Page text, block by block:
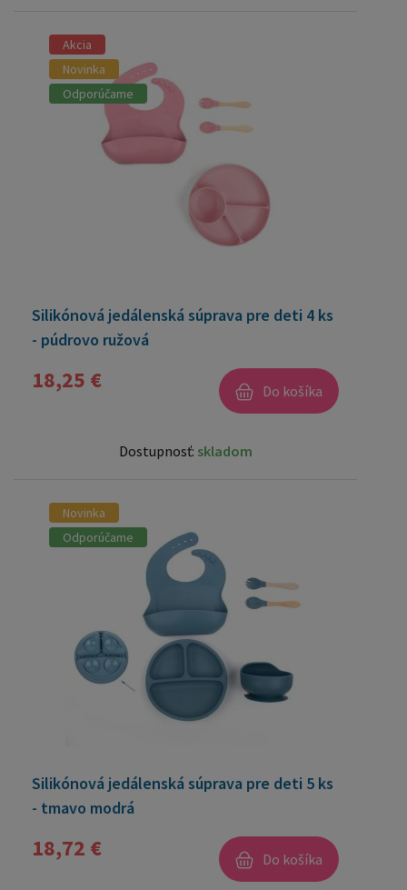
Akcia
Novinka
Odporúčame
Silikónová jedálenská súprava pre deti 4 ks
- púdrovo ružová
18,25 € Do košíka
Dostupnosť: skladom
Novinka
Odporúčame
Silikónová jedálenská súprava pre deti 5 ks
- tmavo modrá
18,72 € Do košíka